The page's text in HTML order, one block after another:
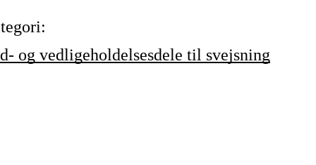
:
og vedligeholdelsesdele til svejsning